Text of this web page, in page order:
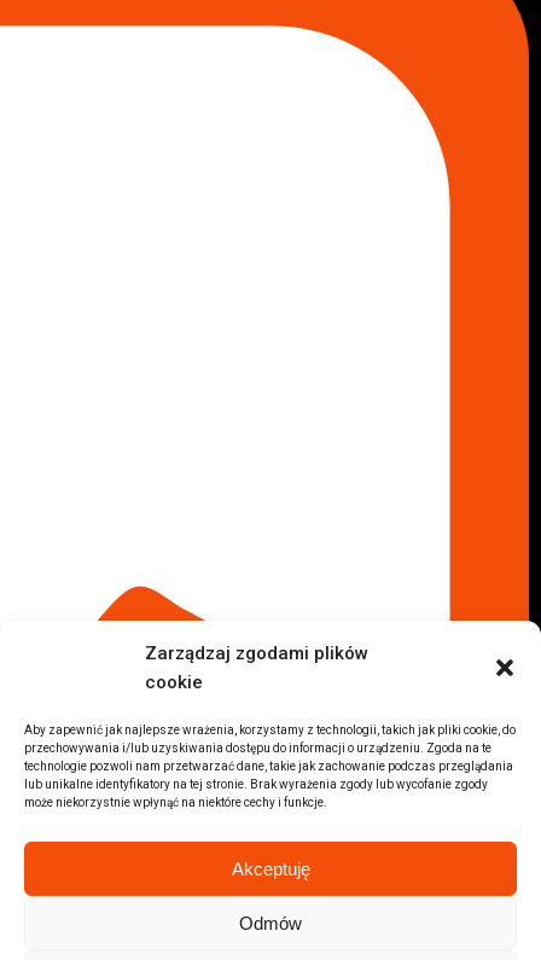
Zarządzaj zgodami plików
cookie
Aby zapewnić jak najlepsze wrażenia, korzystamy z technologii, takich jak pliki cookie, do
przechowywania i/lub uzyskiwania dostępu do informacji o urządzeniu. Zgoda na te
technologie pozwoli nam przetwarzać dane, takie jak zachowanie podczas przeglądania
lub unikalne identyfikatory na tej stronie. Brak wyrażenia zgody lub wycofanie zgody
może niekorzystnie wpłynąć na niektóre cechy i funkcje.
Akceptuję
Odmów
Komis samochodowy Lublin
Komis samochodowy Sochaczew
Inne Lokalizacje
Auta z USA Rzeszów
Auta z USA Białystok
Auta z USA Kraków
Marki samochodów
Sprzedam BMW
Wszystkie marki samochodów